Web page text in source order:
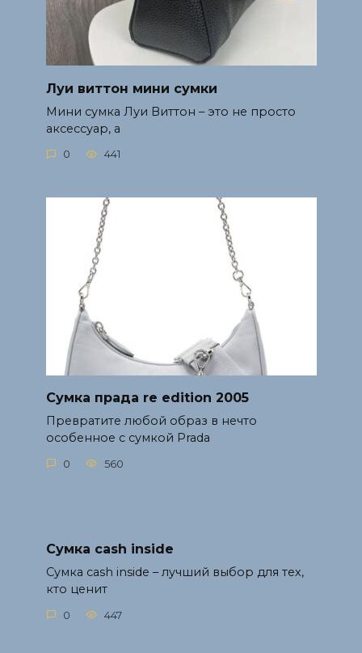
Луи виттон мини сумки
Мини сумка Луи Виттон – это не просто
аксессуар, а
0 441
Сумка прада re edition 2005
Превратите любой образ в нечто
особенное с сумкой Prada
0 560
Сумка cash inside
Сумка cash inside – лучший выбор для тех,
кто ценит
0 447